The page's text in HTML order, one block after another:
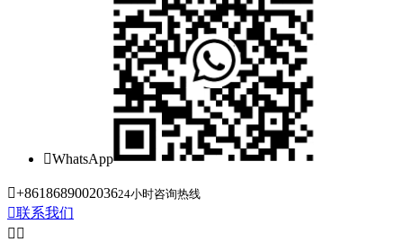
WhatsApp
+861868900203624小时咨询热线
联系我们
 